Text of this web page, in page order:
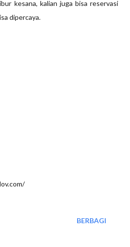
kesana, kalian juga bisa reservasi
dipercaya.
BERBAGI